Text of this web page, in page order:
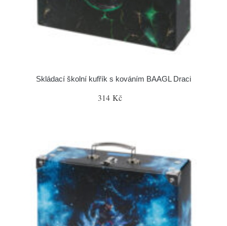
Skládací školní kufřík s kováním BAAGL Draci
314 Kč